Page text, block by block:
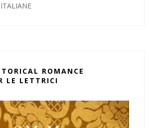
ROMANCE
LE LETTRICI